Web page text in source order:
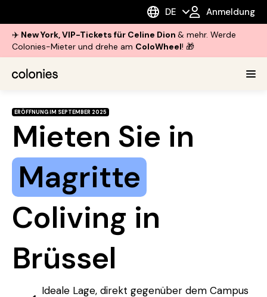
DE Anmeldung
✈️ New York, VIP-Tickets für Celine Dion & mehr. Werde
Colonies-Mieter und drehe am ColoWheel! 🎁
ERÖFFNUNG IM SEPTEMBER 2025
Mieten Sie in
Magritte
Coliving in
Brüssel
Ideale Lage, direkt gegenüber dem Campus